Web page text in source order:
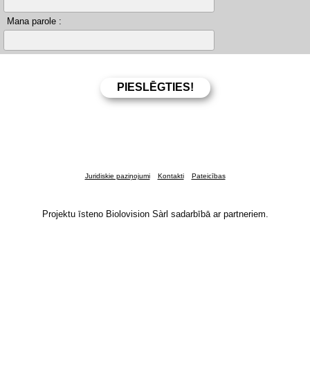
Mana parole :
Juridiskie paziņojumi Kontakti Pateicības
Projektu īsteno Biolovision Sàrl sadarbībā ar partneriem.